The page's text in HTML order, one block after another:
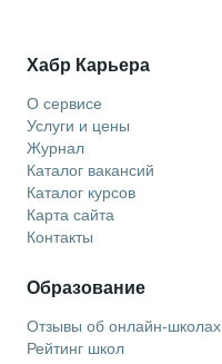
Хабр Карьера
О сервисе
Услуги и цены
Журнал
Каталог вакансий
Каталог курсов
Карта сайта
Контакты
Образование
Отзывы об онлайн-школах
Рейтинг школ